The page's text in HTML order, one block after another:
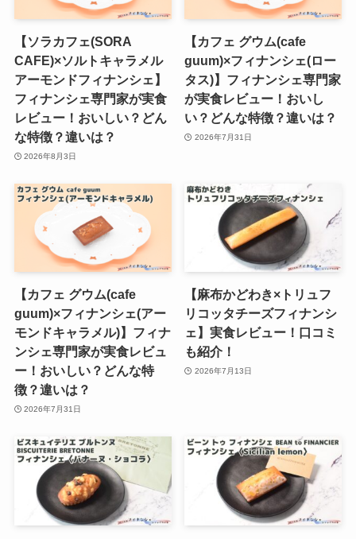
【ソラカフェ(SORA
CAFE)×ソルトキャラメル
アーモンドフィナンシェ】
フィナンシェ専門家が実食
レビュー！おいしい？どん
な特徴？違いは？
2026年8月3日
【カフェ グウム(cafe
guum)×フィナンシェ(ロー
タス)】フィナンシェ専門家
が実食レビュー！おいし
い？どんな特徴？違いは？
2026年7月31日
【カフェ グウム(cafe
guum)×フィナンシェ(アー
モンドキャラメル)】フィナ
ンシェ専門家が実食レビュ
ー！おいしい？どんな特
徴？違いは？
2026年7月31日
【麻布かどわき×トリュフ
リコッタチーズフィナンシ
ェ】実食レビュー！口コミ
も紹介！
2026年7月13日